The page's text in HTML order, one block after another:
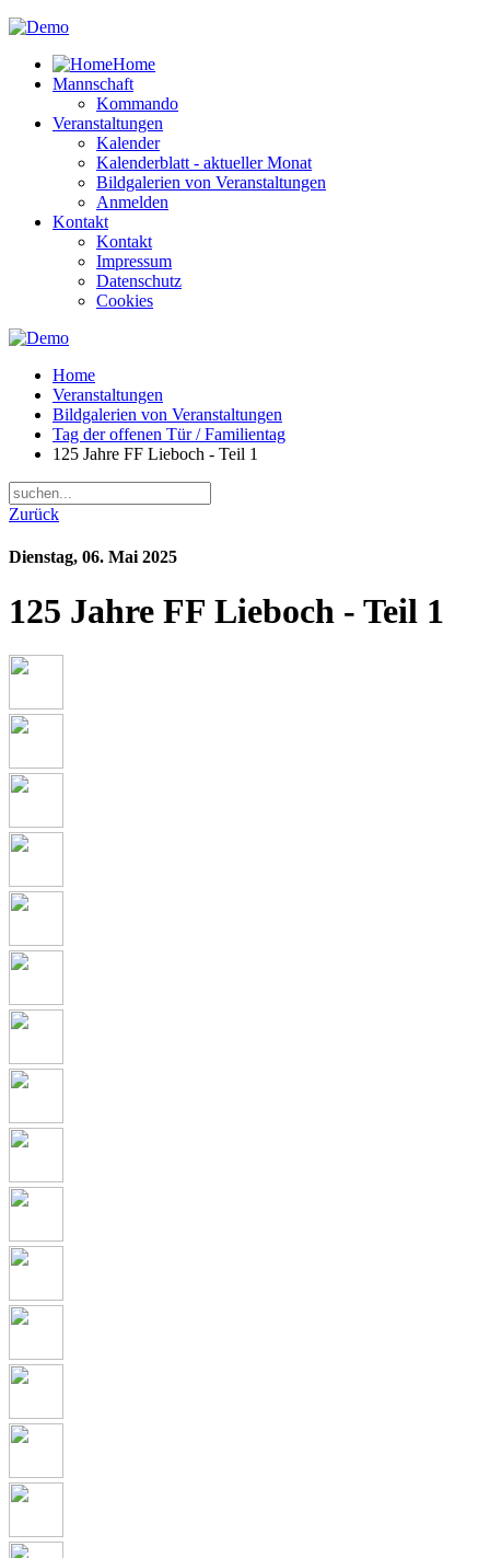
Home
Mannschaft
Kommando
Veranstaltungen
Kalender
Kalenderblatt - aktueller Monat
Bildgalerien von Veranstaltungen
Anmelden
Kontakt
Kontakt
Impressum
Datenschutz
Cookies
Home
Veranstaltungen
Bildgalerien von Veranstaltungen
Tag der offenen Tür / Familientag
125 Jahre FF Lieboch - Teil 1
Zurück
Dienstag, 06. Mai 2025
125 Jahre FF Lieboch - Teil 1